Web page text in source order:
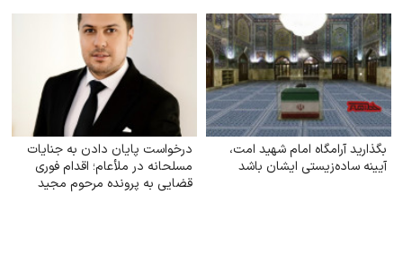
بگذارید آرامگاه امام شهید امت،
آیینه ساده‌زیستی ایشان باشد
درخواست پایان دادن به جنایات
مسلحانه در ملأعام؛ اقدام فوری
قضایی به پرونده مرحوم مجید